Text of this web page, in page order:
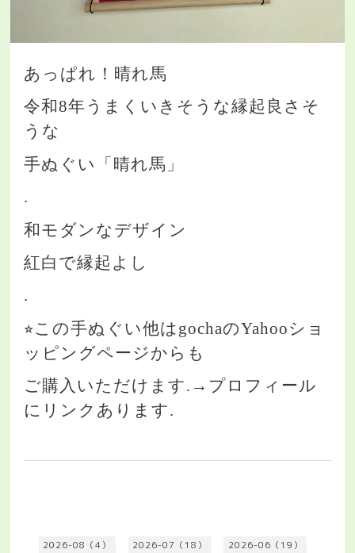
あっぱれ！晴れ馬
令和8年うまくいきそうな縁起良さそ
うな
手ぬぐい「晴れ馬」
.
和モダンなデザイン
紅白で縁起よし
.
⭐︎この手ぬぐい他はgochaのYahooショ
ッピングページからも
ご購入いただけます.→プロフィール
にリンクあります.
2026-08（4） 2026-07（18） 2026-06（19）